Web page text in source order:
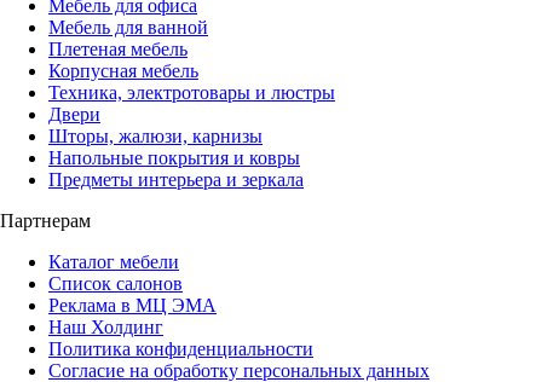
Мебель для офиса
Мебель для ванной
Плетеная мебель
Корпусная мебель
Техника, электротовары и люстры
Двери
Шторы, жалюзи, карнизы
Напольные покрытия и ковры
Предметы интерьера и зеркала
Партнерам
Каталог мебели
Список салонов
Реклама в МЦ ЭМА
Наш Холдинг
Политика конфиденциальности
Согласие на обработку персональных данных